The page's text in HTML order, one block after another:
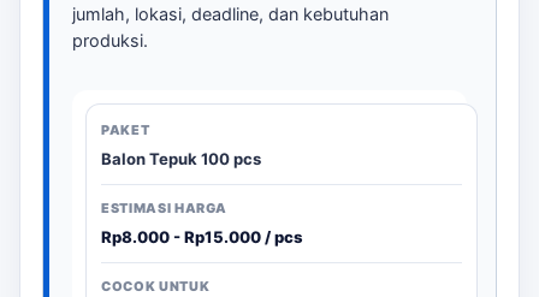
jumlah, lokasi, deadline, dan kebutuhan
produksi.
Balon Tepuk 100 pcs
Rp8.000 - Rp15.000 / pcs